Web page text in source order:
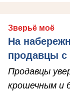
Зверьё моё
На
продавцы с
Продавцы
крошечным и